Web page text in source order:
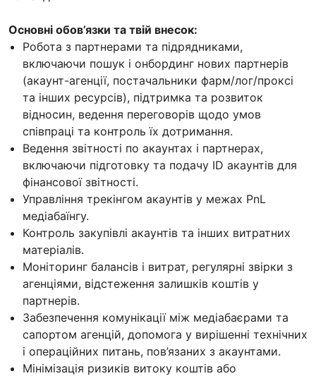
Основні обов’язки та твій внесок:
Робота з партнерами та підрядниками,
включаючи пошук і онбординг нових партнерів
(акаунт-агенції, постачальники фарм/лог/проксі
та інших ресурсів), підтримка та розвиток
відносин, ведення переговорів щодо умов
співпраці та контроль їх дотримання.
Ведення звітності по акаунтах і партнерах,
включаючи підготовку та подачу ID акаунтів для
фінансової звітності.
Управління трекінгом акаунтів у межах PnL
медіабаїнгу.
Контроль закупівлі акаунтів та інших витратних
матеріалів.
Моніторинг балансів і витрат, регулярні звірки з
агенціями, відстеження залишків коштів у
партнерів.
Забезпечення комунікації між медіабаєрами та
сапортом агенцій, допомога у вирішенні технічних
і операційних питань, пов’язаних з акаунтами.
Мінімізація ризиків витоку коштів або